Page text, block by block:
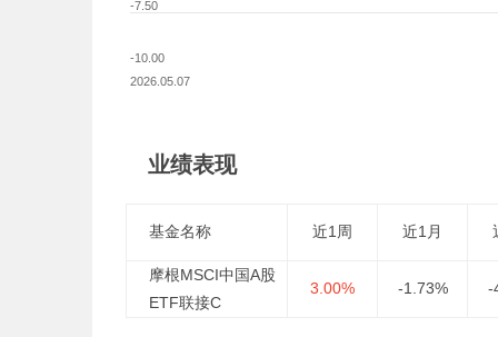
2026.05.07
-10.00
-7.50
业绩表现
基金名称 近1周 近1月
摩根MSCI中国A股
ETF联接C
3.00% -1.73% -